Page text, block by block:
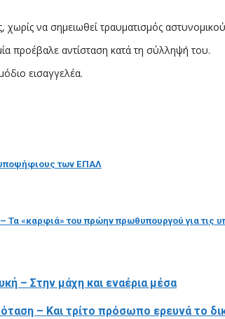
να σημειωθεί τραυματισμός
προέβαλε αντίσταση κατά τη σύλληψή του.
εισαγγελέα.
υποψήφιους των ΕΠΑΛ
Τα «καρφιά» του πρώην πρωθυπουργού για τις
– Στην μάχη και εναέρια μέσα
– Και τρίτο πρόσωπο ερευνά το